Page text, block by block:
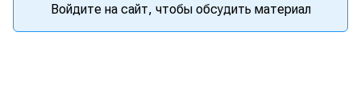
Войдите на сайт, чтобы обсудить материал